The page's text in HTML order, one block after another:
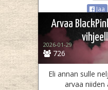
Jaa
Arvaa
726
2026-01-29
Eli annan sulle
arvaa niiden